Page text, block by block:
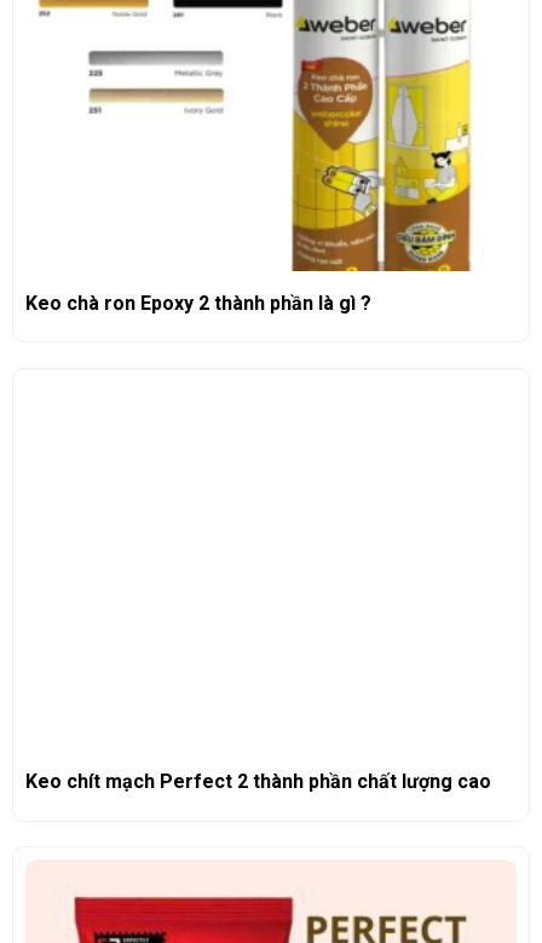
Keo chà ron Epoxy 2 thành phần là gì ?
Keo chít mạch Perfect 2 thành phần chất lượng cao